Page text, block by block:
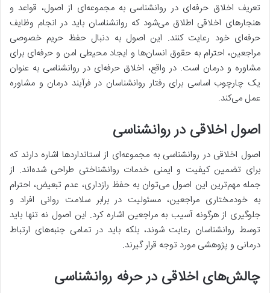
تعریف اخلاق حرفه‌ای در روانشناسی به مجموعه‌ای از اصول، قواعد و
هنجارهای اخلاقی اطلاق می‌شود که روانشناسان باید در انجام وظایف
حرفه‌ای خود رعایت کنند. این اصول به دنبال حفظ حریم خصوصی
مراجعین، احترام به حقوق انسان‌ها و ایجاد محیطی امن و حرفه‌ای برای
مشاوره و درمان است. در واقع، اخلاق حرفه‌ای در روانشناسی به عنوان
یک چارچوب اساسی برای رفتار روانشناسان در فرآیند درمان و مشاوره
عمل می‌کند.
اصول اخلاقی در روانشناسی
اصول اخلاقی در روانشناسی به مجموعه‌ای از استانداردها اشاره دارند که
برای تضمین کیفیت و ایمنی خدمات روانشناختی طراحی شده‌اند. از
جمله مهم‌ترین این اصول می‌توان به حفظ رازداری، عدم تبعیض، احترام
به خودمختاری مراجعین، مسئولیت در برابر سلامت روانی افراد و
جلوگیری از هرگونه آسیب به مراجعین اشاره کرد. این اصول نه تنها باید
توسط روانشناسان رعایت شوند، بلکه باید در تمامی جنبه‌های ارتباط
درمانی و پژوهشی مورد توجه قرار گیرند.
چالش‌های اخلاقی در حرفه روانشناسی